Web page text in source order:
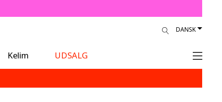
DANSK
Kelim
UDSALG